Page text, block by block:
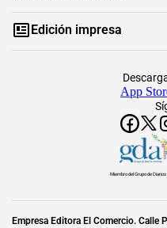
Edición impresa
App
Miembro del Grupo de
Empresa Editora El Comercio.